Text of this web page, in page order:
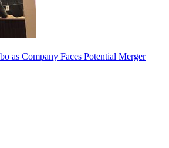
as Company Faces Potential Merger